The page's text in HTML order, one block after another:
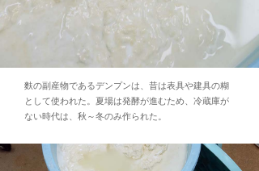
麩の副産物であるデンプンは、昔は表具や建具の糊
として使われた。夏場は発酵が進むため、冷蔵庫が
ない時代は、秋～冬のみ作られた。